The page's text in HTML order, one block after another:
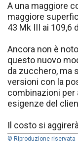
A una maggiore
maggiore
43 Mk III ai 109,6
Ancora non è
questo nuovo
da zucchero, ma
versioni con la
combinazioni per
esigenze del
Il costo si
© Riproduzione riservata